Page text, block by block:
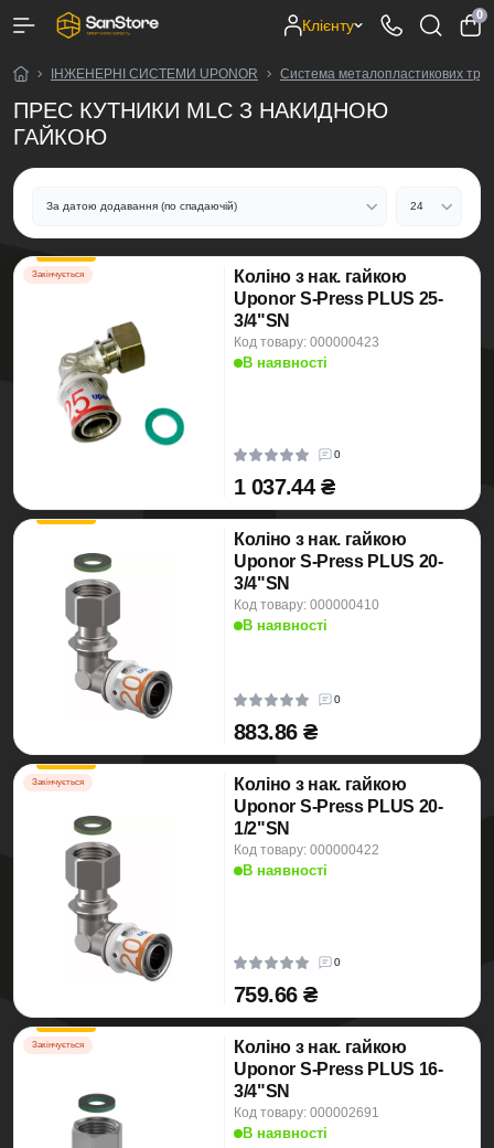
Клієнту
0
ІНЖЕНЕРНІ СИСТЕМИ UPONOR Система металопластикових
ПРЕС КУТНИКИ MLC З НАКИДНОЮ
ГАЙКОЮ
Закінчується
Коліно з нак. гайкою
Uponor S-Press PLUS 25-
3/4"SN
Код товару: 000000423
В наявності
0
1 037.44 ₴
Коліно з нак. гайкою
Uponor S-Press PLUS 20-
3/4"SN
Код товару: 000000410
В наявності
0
883.86 ₴
Закінчується
Коліно з нак. гайкою
Uponor S-Press PLUS 20-
1/2"SN
Код товару: 000000422
В наявності
0
759.66 ₴
Закінчується
Коліно з нак. гайкою
Uponor S-Press PLUS 16-
3/4"SN
Код товару: 000002691
В наявності